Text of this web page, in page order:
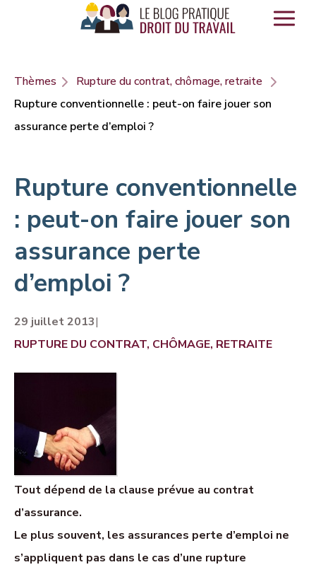
Panneau de gestion des cookies
Thèmes
Rupture du contrat, chômage, retraite
Rupture conventionnelle : peut-on faire jouer son
assurance perte d’emploi ?
Rupture conventionnelle
: peut-on faire jouer son
assurance perte
d’emploi ?
29 juillet 2013|
RUPTURE DU CONTRAT, CHÔMAGE, RETRAITE
Tout dépend de la clause prévue au contrat
d’assurance.
Le plus souvent, les assurances perte d’emploi ne
s’appliquent pas dans le cas d’une rupture